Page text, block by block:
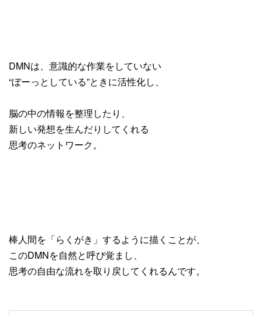
DMNは、意識的な作業をしていない
“ぼーっとしている”ときに活性化し、
脳の中の情報を整理したり、
新しい発想を生んだりしてくれる
思考のネットワーク。
棒人間を「らくがき」するように描くことが、
このDMNを自然と呼び覚まし、
思考の自由な流れを取り戻してくれるんです。